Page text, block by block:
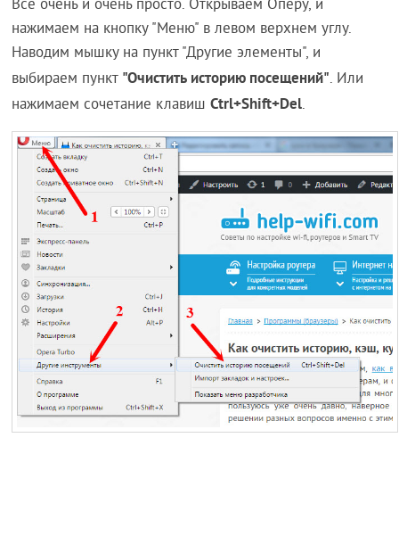
Все очень и очень просто. Открываем Оперу, и
нажимаем на кнопку "Меню" в левом верхнем углу.
Наводим мышку на пункт "Другие элементы", и
выбираем пункт "Очистить историю посещений". Или
нажимаем сочетание клавишCtrl+Shift+Del.